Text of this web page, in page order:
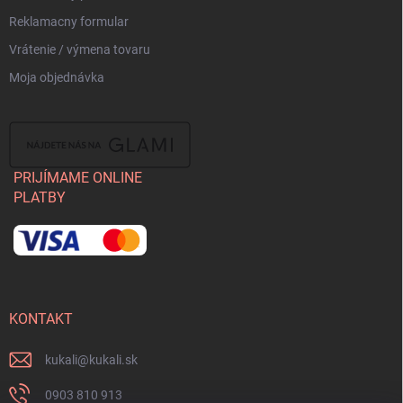
Reklamacny formular
Vrátenie / výmena tovaru
Moja objednávka
PRIJÍMAME ONLINE
PLATBY
KONTAKT
kukali@kukali.sk
0903 810 913